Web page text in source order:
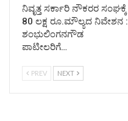
ನಿವೃತ್ತ ಸರ್ಕಾರಿ ನೌಕರರ ಸಂಘಕ್ಕೆ
80 ಲಕ್ಷ ರೂ.ಮೌಲ್ಯದ ನಿವೇಶನ :
ಶಂಭುಲಿಂಗನಗೌಡ
ಪಾಟೀಲರಿಗೆ…
PREV NEXT